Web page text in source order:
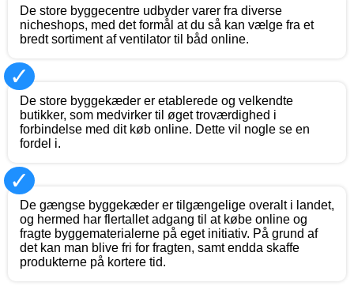
De store byggecentre udbyder varer fra diverse
nicheshops, med det formål at du så kan vælge fra et
bredt sortiment af ventilator til båd online.
✓
De store byggekæder er etablerede og velkendte
butikker, som medvirker til øget troværdighed i
forbindelse med dit køb online. Dette vil nogle se en
fordel i.
✓
De gængse byggekæder er tilgængelige overalt i landet,
og hermed har flertallet adgang til at købe online og
fragte byggematerialerne på eget initiativ. På grund af
det kan man blive fri for fragten, samt endda skaffe
produkterne på kortere tid.